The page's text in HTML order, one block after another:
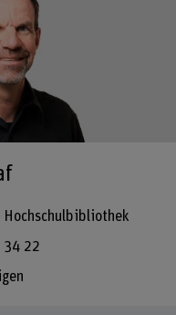
Hochschulbibliothek
34 22